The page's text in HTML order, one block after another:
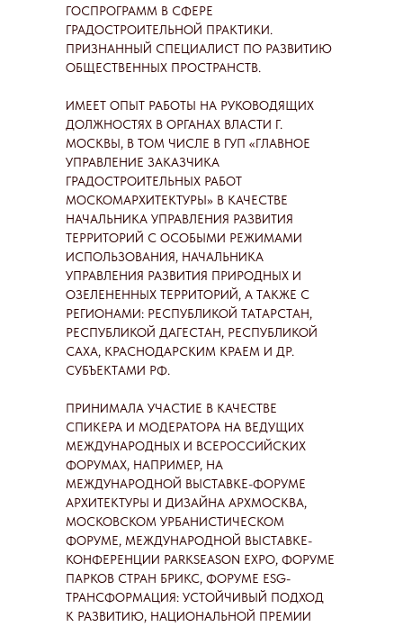
ГОСПРОГРАММ В СФЕРЕ
ГРАДОСТРОИТЕЛЬНОЙ ПРАКТИКИ.
ПРИЗНАННЫЙ СПЕЦИАЛИСТ ПО РАЗВИТИЮ
ОБЩЕСТВЕННЫХ ПРОСТРАНСТВ.
ИМЕЕТ ОПЫТ РАБОТЫ НА РУКОВОДЯЩИХ
ДОЛЖНОСТЯХ В ОРГАНАХ ВЛАСТИ Г.
МОСКВЫ, В ТОМ ЧИСЛЕ В ГУП «ГЛАВНОЕ
УПРАВЛЕНИЕ ЗАКАЗЧИКА
ГРАДОСТРОИТЕЛЬНЫХ РАБОТ
МОСКОМАРХИТЕКТУРЫ» В КАЧЕСТВЕ
НАЧАЛЬНИКА УПРАВЛЕНИЯ РАЗВИТИЯ
ТЕРРИТОРИЙ С ОСОБЫМИ РЕЖИМАМИ
ИСПОЛЬЗОВАНИЯ, НАЧАЛЬНИКА
УПРАВЛЕНИЯ РАЗВИТИЯ ПРИРОДНЫХ И
ОЗЕЛЕНЕННЫХ ТЕРРИТОРИЙ, А ТАКЖЕ С
РЕГИОНАМИ: РЕСПУБЛИКОЙ ТАТАРСТАН,
РЕСПУБЛИКОЙ ДАГЕСТАН, РЕСПУБЛИКОЙ
САХА, КРАСНОДАРСКИМ КРАЕМ И ДР.
СУБЪЕКТАМИ РФ.
ПРИНИМАЛА УЧАСТИЕ В КАЧЕСТВЕ
СПИКЕРА И МОДЕРАТОРА НА ВЕДУЩИХ
МЕЖДУНАРОДНЫХ И ВСЕРОССИЙСКИХ
ФОРУМАХ, НАПРИМЕР, НА
МЕЖДУНАРОДНОЙ ВЫСТАВКЕ-ФОРУМЕ
АРХИТЕКТУРЫ И ДИЗАЙНА АРХМОСКВА,
МОСКОВСКОМ УРБАНИСТИЧЕСКОМ
ФОРУМЕ, МЕЖДУНАРОДНОЙ ВЫСТАВКЕ-
КОНФЕРЕНЦИИ PARKSEASON EXPO, ФОРУМЕ
ПАРКОВ СТРАН БРИКС, ФОРУМЕ ESG-
ТРАНСФОРМАЦИЯ: УСТОЙЧИВЫЙ ПОДХОД
К РАЗВИТИЮ, НАЦИОНАЛЬНОЙ ПРЕМИИ